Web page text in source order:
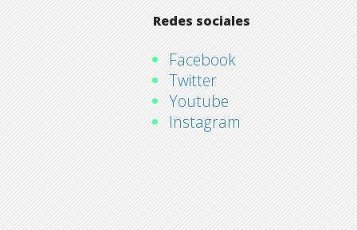
Redes sociales
Facebook
Twitter
Youtube
Instagram